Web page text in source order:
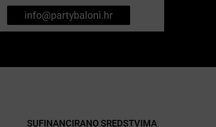
info@partybaloni.hr
SUFINANCIRANO SREDSTVIMA